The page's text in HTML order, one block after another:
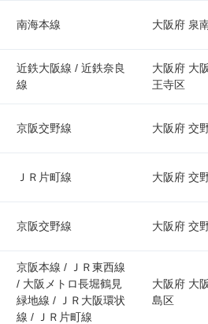
南海本線 大阪府 泉
近鉄大阪線 / 近鉄奈良
線
大阪府 大
王寺区
京阪交野線 大阪府 交
ＪＲ片町線 大阪府 交
京阪交野線 大阪府 交
京阪本線 / ＪＲ東西線
/ 大阪メトロ長堀鶴見
緑地線 / ＪＲ大阪環状
線 / ＪＲ片町線
大阪府 大
島区